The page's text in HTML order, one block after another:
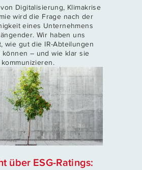
Digitalisierung, Klimakrise
wird die Frage nach der
eines Unternehmens
Wir haben uns
wie gut die IR-Abteilungen
können – und wie klar sie
kommunizieren.
über ESG-Ratings: